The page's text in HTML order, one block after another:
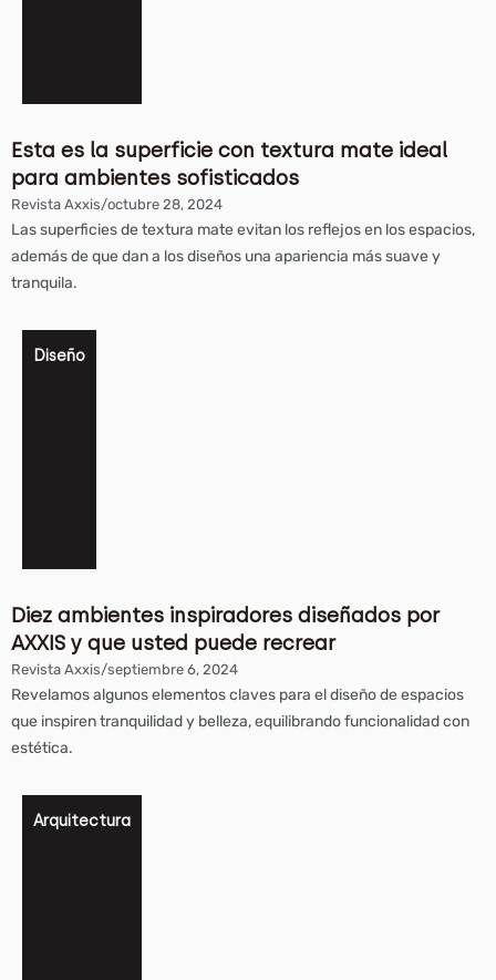
Esta es la superficie con textura mate ideal
para ambientes sofisticados
Revista Axxis/octubre 28, 2024
Las superficies de textura mate evitan los reflejos en los espacios,
además de que dan a los diseños una apariencia más suave y
tranquila.
Diseño
Diez ambientes inspiradores diseñados por
AXXIS y que usted puede recrear
Revista Axxis/septiembre 6, 2024
Revelamos algunos elementos claves para el diseño de espacios
que inspiren tranquilidad y belleza, equilibrando funcionalidad con
estética.
Arquitectura